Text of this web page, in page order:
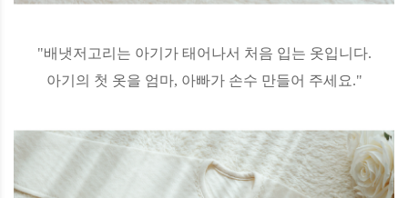
"배냇저고리는 아기가 태어나서 처음 입는 옷입니다.
아기의 첫 옷을 엄마, 아빠가 손수 만들어 주세요."